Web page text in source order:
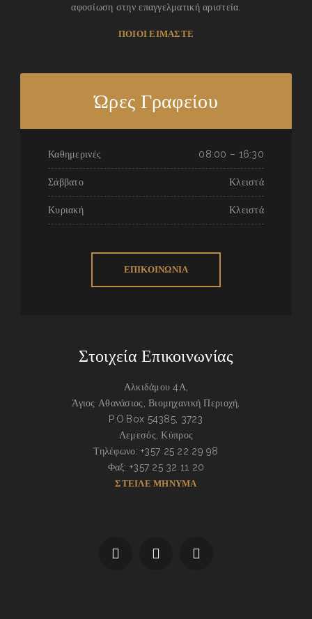
αφοσίωση στην επαγγελματική αριστεία.
ΠΟΙΟΙ ΕΙΜΑΣΤΕ
Ώρες Γραφείου
Καθημερινές 08:00 – 16:30
Σάββατο Κλειστά
Κυριακή Κλειστά
ΕΠΙΚΟΙΝΩΝΙΑ
Στοιχεία Επικοινωνίας
Αλκιδάμου 4Α,
Άγιος Αθανάσιος, Βιομηχανική Περιοχή,
P.O.Box 54385, 3723
Λεμεσός, Κύπρος
Τηλέφωνο: +357 25 22 29 98
Φαξ: +357 25 32 11 20
ΣΤΕΙΛΕ ΜΗΝΥΜΑ